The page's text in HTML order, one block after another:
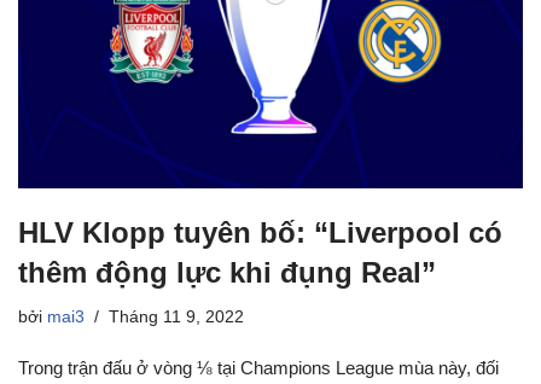
HLV Klopp tuyên bố: “Liverpool có
thêm động lực khi đụng Real”
bởi mai3 Tháng 11 9, 2022
Trong trận đấu ở vòng ⅛ tại Champions League mùa này, đối